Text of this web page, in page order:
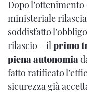
Dopo
ministeriale
soddisfatto
rilascio – il primo
piena autonomia
fatto ratificato
sicurezza già